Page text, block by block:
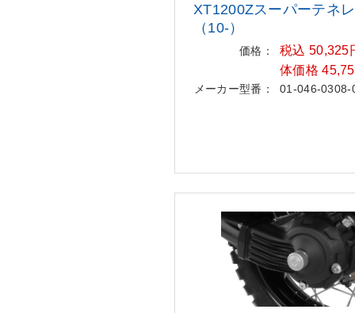
XT1200Zスーパーテネレ
（10-）
価格：
税込 50,325
体価格
メーカー型番： 01-046-0308-